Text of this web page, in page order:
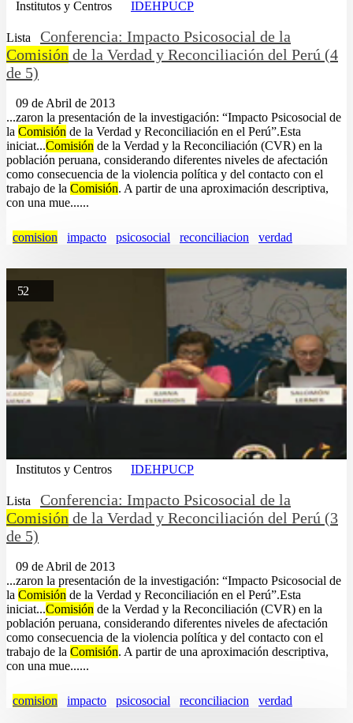
Institutos y Centros IDEHPUCP
Lista
Conferencia: Impacto Psicosocial de la
Comisión de la Verdad y Reconciliación del Perú (4
de 5)
09 de Abril de 2013
...zaron la presentación de la investigación: “Impacto Psicosocial de
la Comisión de la Verdad y Reconciliación en el Perú”.Esta
iniciat...Comisión de la Verdad y la Reconciliación (CVR) en la
población peruana, considerando diferentes niveles de afectación
como consecuencia de la violencia política y del contacto con el
trabajo de la Comisión. A partir de una aproximación descriptiva,
con una mue......
comision impacto psicosocial reconciliacion verdad
52
Institutos y Centros IDEHPUCP
Lista
Conferencia: Impacto Psicosocial de la
Comisión de la Verdad y Reconciliación del Perú (3
de 5)
09 de Abril de 2013
...zaron la presentación de la investigación: “Impacto Psicosocial de
la Comisión de la Verdad y Reconciliación en el Perú”.Esta
iniciat...Comisión de la Verdad y la Reconciliación (CVR) en la
población peruana, considerando diferentes niveles de afectación
como consecuencia de la violencia política y del contacto con el
trabajo de la Comisión. A partir de una aproximación descriptiva,
con una mue......
comision impacto psicosocial reconciliacion verdad